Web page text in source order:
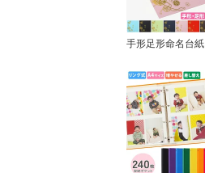
手形足形命名台紙